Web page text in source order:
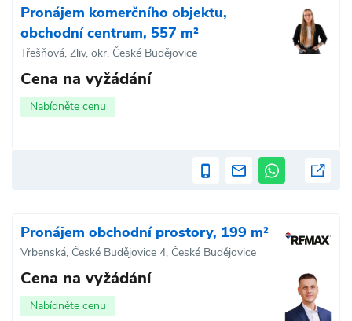
Pronájem komerčního objektu,
obchodní centrum, 557 m²
Třešňová, Zliv, okr. České Budějovice
Cena na vyžádání
Nabídněte cenu
Pronájem obchodní prostory, 199 m²
Vrbenská, České Budějovice 4, České Budějovice
Cena na vyžádání
Nabídněte cenu